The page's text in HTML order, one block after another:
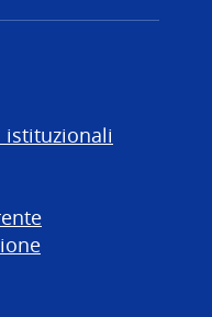
istituzionali